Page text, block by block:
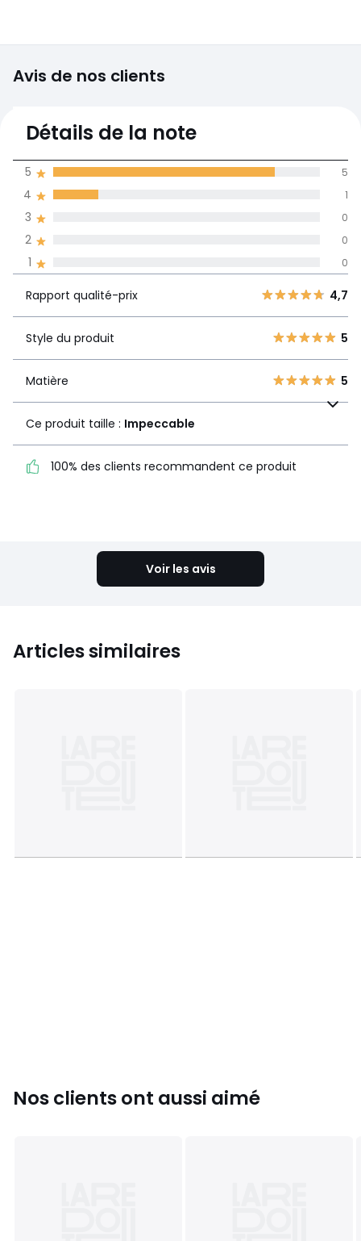
Avis de nos clients
4,8
moyenne des avis
dans toutes les
1 0
2
3 0
4
5 4,7
recommandent ce produit
Détails de la note
1 0
2 0
3 0
4 1
5 5
Rapport qualité-prix 4,7
Style du produit 5
Matière 5
Ce produit taille : Impeccable
100% des clients recommandent ce produit
Voir les avis
Articles similaires
Nos clients ont aussi aimé